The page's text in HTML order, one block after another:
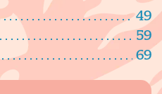
49
59
69